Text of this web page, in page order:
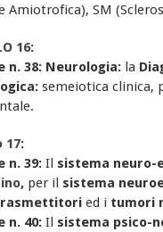
Amiotrofica), SM
16:
n. 38: Neurologia: la
semeiotica clinica,
17:
n. 39: Il sistema neuro-
, per il sistema
ed i tumori
n. 40: Il sistema psico-